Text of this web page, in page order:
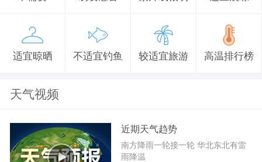
适宜晾晒 不适宜钓鱼 较适宜旅游 高温排行榜
天气视频
近期天气趋势
南方降雨一轮接一轮 华北东北有雷
雨降温